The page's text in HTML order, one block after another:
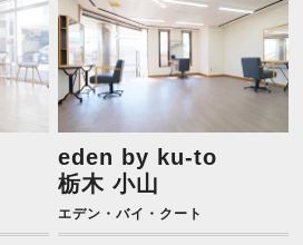
eden by ku-to
栃木 小山
エデン・バイ・クート